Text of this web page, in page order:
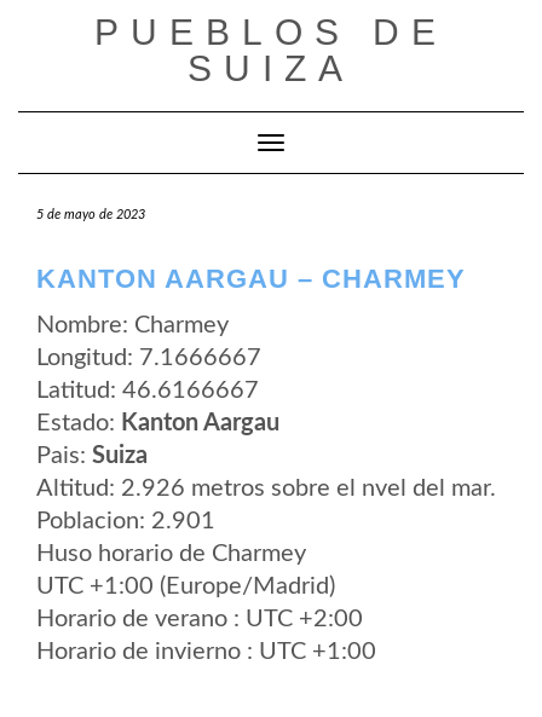
PUEBLOS DE
SUIZA
Cambiar modo de navegación
5 de mayo de 2023
KANTON AARGAU – CHARMEY
Nombre: Charmey
Longitud: 7.1666667
Latitud: 46.6166667
Estado: Kanton Aargau
Pais: Suiza
Altitud: 2.926 metros sobre el nvel del mar.
Poblacion: 2.901
Huso horario de Charmey
UTC +1:00 (Europe/Madrid)
Horario de verano : UTC +2:00
Horario de invierno : UTC +1:00